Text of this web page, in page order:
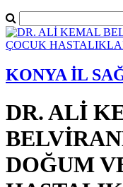
KONYA İL
DR. ALİ
DOĞUM